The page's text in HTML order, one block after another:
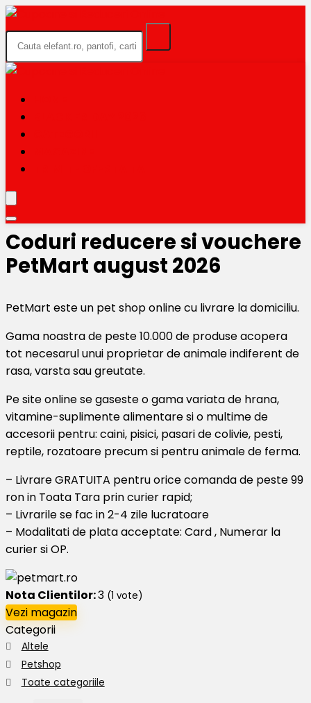
Coduri reducere si vouchere
PetMart august 2026
PetMart este un pet shop online cu livrare la domiciliu.
Gama noastra de peste 10.000 de produse acopera
tot necesarul unui proprietar de animale indiferent de
rasa, varsta sau greutate.
Pe site online se gaseste o gama variata de hrana,
vitamine-suplimente alimentare si o multime de
accesorii pentru: caini, pisici, pasari de colivie, pesti,
reptile, rozatoare precum si pentru animale de ferma.
– Livrare GRATUITA pentru orice comanda de peste 99
ron in Toata Tara prin curier rapid;
– Livrarile se fac in 2-4 zile lucratoare
– Modalitati de plata acceptate: Card , Numerar la
curier si OP.
Nota Clientilor:3 (1 vote)
Vezi magazin
Categorii
Altele
Petshop
Toate categoriile